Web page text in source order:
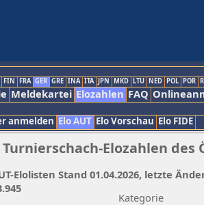
FIN FRA GER GRE INA ITA JPN MKD LTU NED POL POR
Meldekartei Elozahlen FAQ
anmelden Elo AUT Elo Vorschau Elo FIDE
Elozahlen des
Kategorie
Elolisten Stand 01.04.2026, letzte